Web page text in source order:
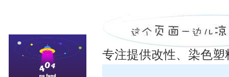
专注提供改性、染色